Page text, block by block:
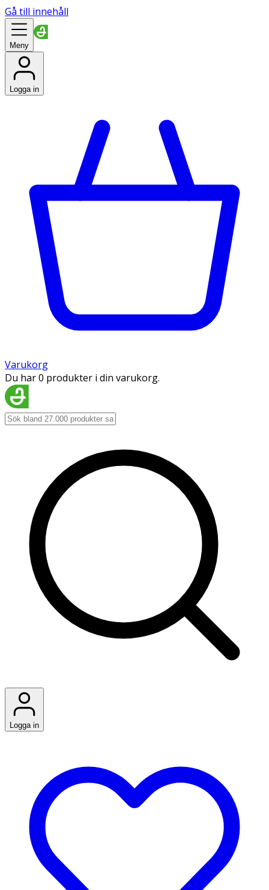
Gå till innehåll
Meny
Logga in
Varukorg
Du har 0 produkter i din varukorg.
Logga in